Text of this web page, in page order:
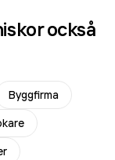
också
Byggfirma